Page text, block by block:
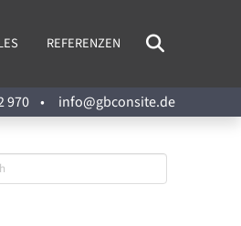
REFERENZEN
970 • info@gbconsite.de